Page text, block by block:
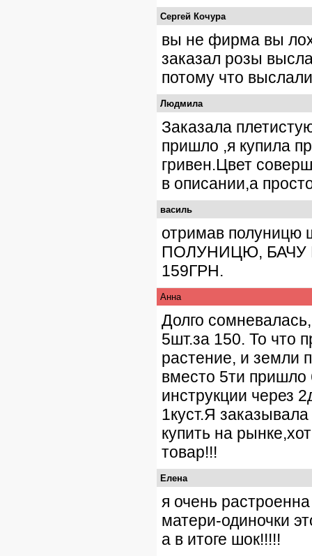
Сергей Кочура
вы не фирма вы
заказал розы
потому что
Людмила
Заказала
пришло ,я купила
гривен.Цвет
в описании,а
василь
отримав
ПОЛУНИЦЮ, БАЧУ
159ГРН.
Анна
Долго
5шт.за 150. То что
растение, и земли
вместо 5ти пришло
инструкции через
1куст.Я
купить на
товар!!!
Елена
я очень
матери-одиночки
а в итоге шок!!!!!